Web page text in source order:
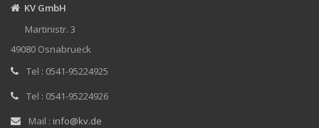
KV GmbH
Martinistr. 3
49080 Osnabrueck
Tel : 0541-95224925
Tel : 0541-95224926
Mail : info@kv.de